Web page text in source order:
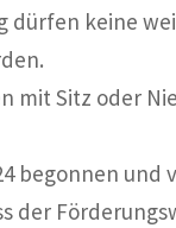
keine
mit Sitz oder
begonnen und
der